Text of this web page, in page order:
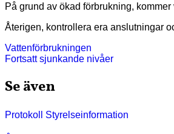
På grund av ökad förbrukning,
Återigen, kontrollera era anslutningar
Inläggsnavigering
Vattenförbrukningen
Fortsatt sjunkande nivåer
Se även
Protokoll Styrelseinformation